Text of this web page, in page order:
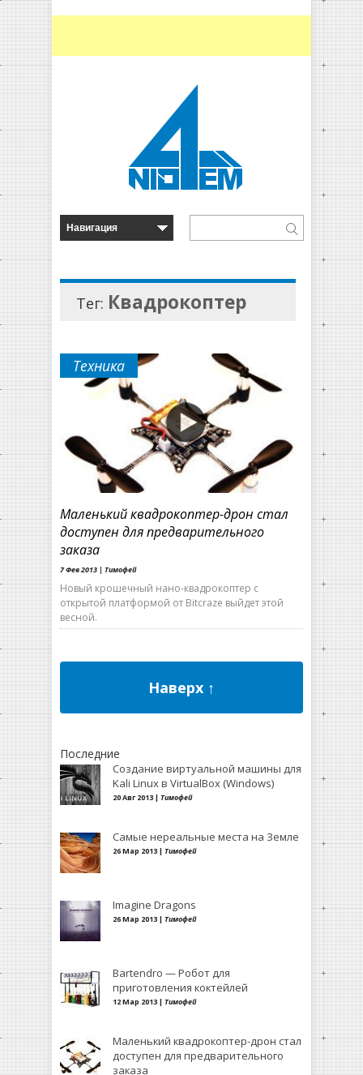
Тег: Квадрокоптер
Техника
Маленький квадрокоптер-дрон стал
доступен для предварительного
заказа
7 Фев 2013 | Тимофей
Новый крошечный нано-квадрокоптер с
открытой платформой от Bitcraze выйдет этой
весной.
Наверх ↑
Последние
Создание виртуальной машины для
Kali Linux в VirtualBox (Windows)
20 Авг 2013 | Тимофей
Самые нереальные места на Земле
26 Мар 2013 | Тимофей
Imagine Dragons
26 Мар 2013 | Тимофей
Bartendro — Робот для
приготовления коктейлей
12 Мар 2013 | Тимофей
Маленький квадрокоптер-дрон стал
доступен для предварительного
заказа